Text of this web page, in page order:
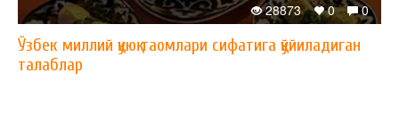
0
0
28873
Ўзбек миллий қуюқ таомлари сифатига қўйиладиган
талаблар